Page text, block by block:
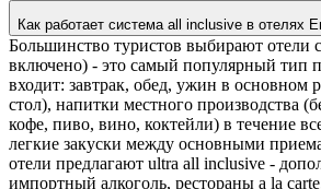
Как работает система all inclusive в отелях
Большинство туристов выбирают отели
включено) - это самый популярный тип
входит: завтрак, обед, ужин в основном
стол), напитки местного производства
кофе, пиво, вино, коктейли) в течение
легкие закуски между основными
отели предлагают ultra all inclusive -
импортный алкоголь, рестораны a la